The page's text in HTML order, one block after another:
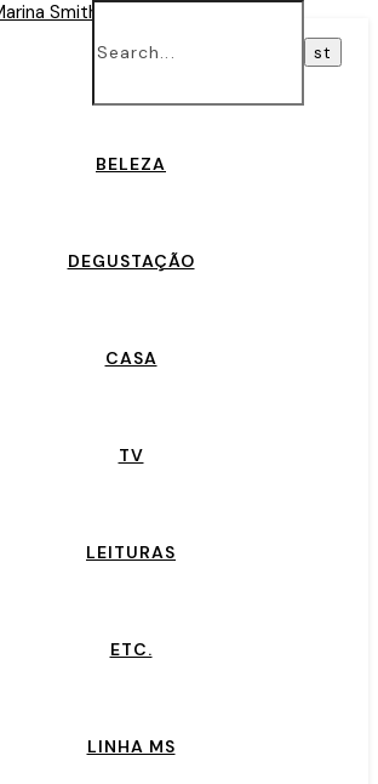
BELEZA
DEGUSTAÇÃO
CASA
TV
LEITURAS
ETC.
LINHA MS